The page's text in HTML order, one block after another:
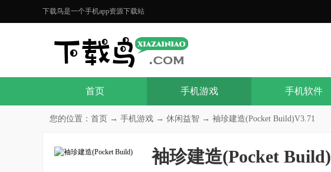
下载鸟是一个手机app资源下载站
首页 手机游戏 手机软件
您的位置： 首页 → 手机游戏 → 休闲益智 → 袖珍建造(Pocket Build)V3.71
袖珍建造(Pocket Build)